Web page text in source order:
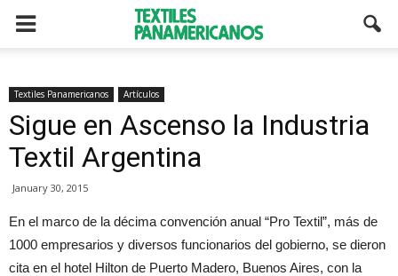
Textiles Panamericanos Artículos
Sigue en Ascenso la Industria
Textil Argentina
January 30, 2015
En el marco de la décima convención anual “Pro Textil”, más de
1000 empresarios y diversos funcionarios del gobierno, se dieron
cita en el hotel Hilton de Puerto Madero, Buenos Aires, con la